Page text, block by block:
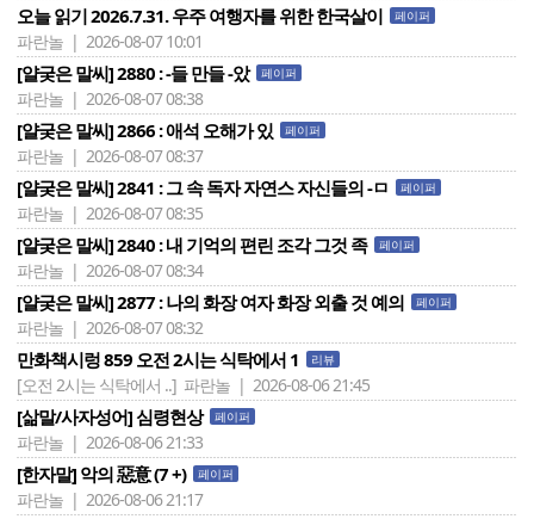
오늘 읽기 2026.7.31. 우주 여행자를 위한 한국살이 페이퍼
파란놀 | 2026-08-07 10:01
[얄궂은 말씨] 2880 : -들 만들 -았 페이퍼
파란놀 | 2026-08-07 08:38
[얄궂은 말씨] 2866 : 애석 오해가 있 페이퍼
파란놀 | 2026-08-07 08:37
[얄궂은 말씨] 2841 : 그 속 독자 자연스 자신들의 -ㅁ 페이퍼
파란놀 | 2026-08-07 08:35
[얄궂은 말씨] 2840 : 내 기억의 편린 조각 그것 족 페이퍼
파란놀 | 2026-08-07 08:34
[얄궂은 말씨] 2877 : 나의 화장 여자 화장 외출 것 예의 페이퍼
파란놀 | 2026-08-07 08:32
만화책시렁 859 오전 2시는 식탁에서 1 리뷰
[오전 2시는 식탁에서 ..] 파란놀 | 2026-08-06 21:45
[삶말/사자성어] 심령현상 페이퍼
파란놀 | 2026-08-06 21:33
[한자말] 악의 惡意 (7 +) 페이퍼
파란놀 | 2026-08-06 21:17